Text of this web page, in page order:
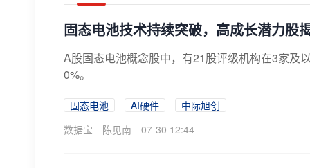
固态电池技术持续突破，高成长潜力股
A股固态电池概念股中，有21股评级机构在3家及
0%。
固态电池 AI硬件
中际旭创
数据宝
陈见南 07-30 12:44